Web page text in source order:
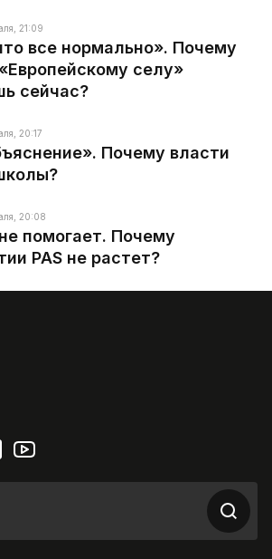
21:09
все нормально». Почему
селу»
сейчас?
20:17
Почему власти
20:08
помогает. Почему
PAS не растет?